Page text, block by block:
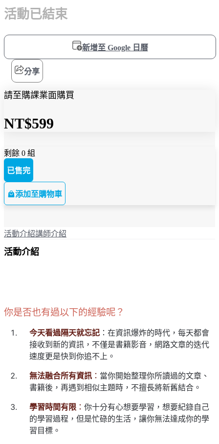
活動已結束
新增至 Google 日曆
分享
請至購課業面購買
NT$599
剩餘 0 組
已售完
添加至購物車
活動介紹講師介紹
活動介紹
你是否也有過以下的經驗呢？
今天看過隔天就忘記 ：在資訊爆炸的時代，每天都會
接收到新的資訊，不僅是書籍影音，網路文章的迭代
速度更是快到你追不上。
無法融合所有資訊 ： 當你開始整理你所讀過的文章、
書籍後，再遇到相似主題時，不擅長將新舊結合。
學習時間有限 ： 你十分有心想要學習，想要紀錄自己
的學習過程，但是忙碌的生活，讓你無法達成你的學
習目標。